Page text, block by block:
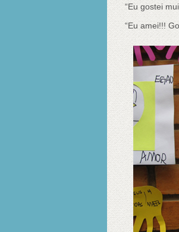
“Eu gostei
“Eu amei!!!